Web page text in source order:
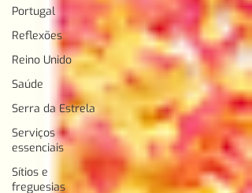
Portugal
Reflexões
Reino Unido
Saúde
Serra da Estrela
Serviços
essenciais
Sítios e
freguesias